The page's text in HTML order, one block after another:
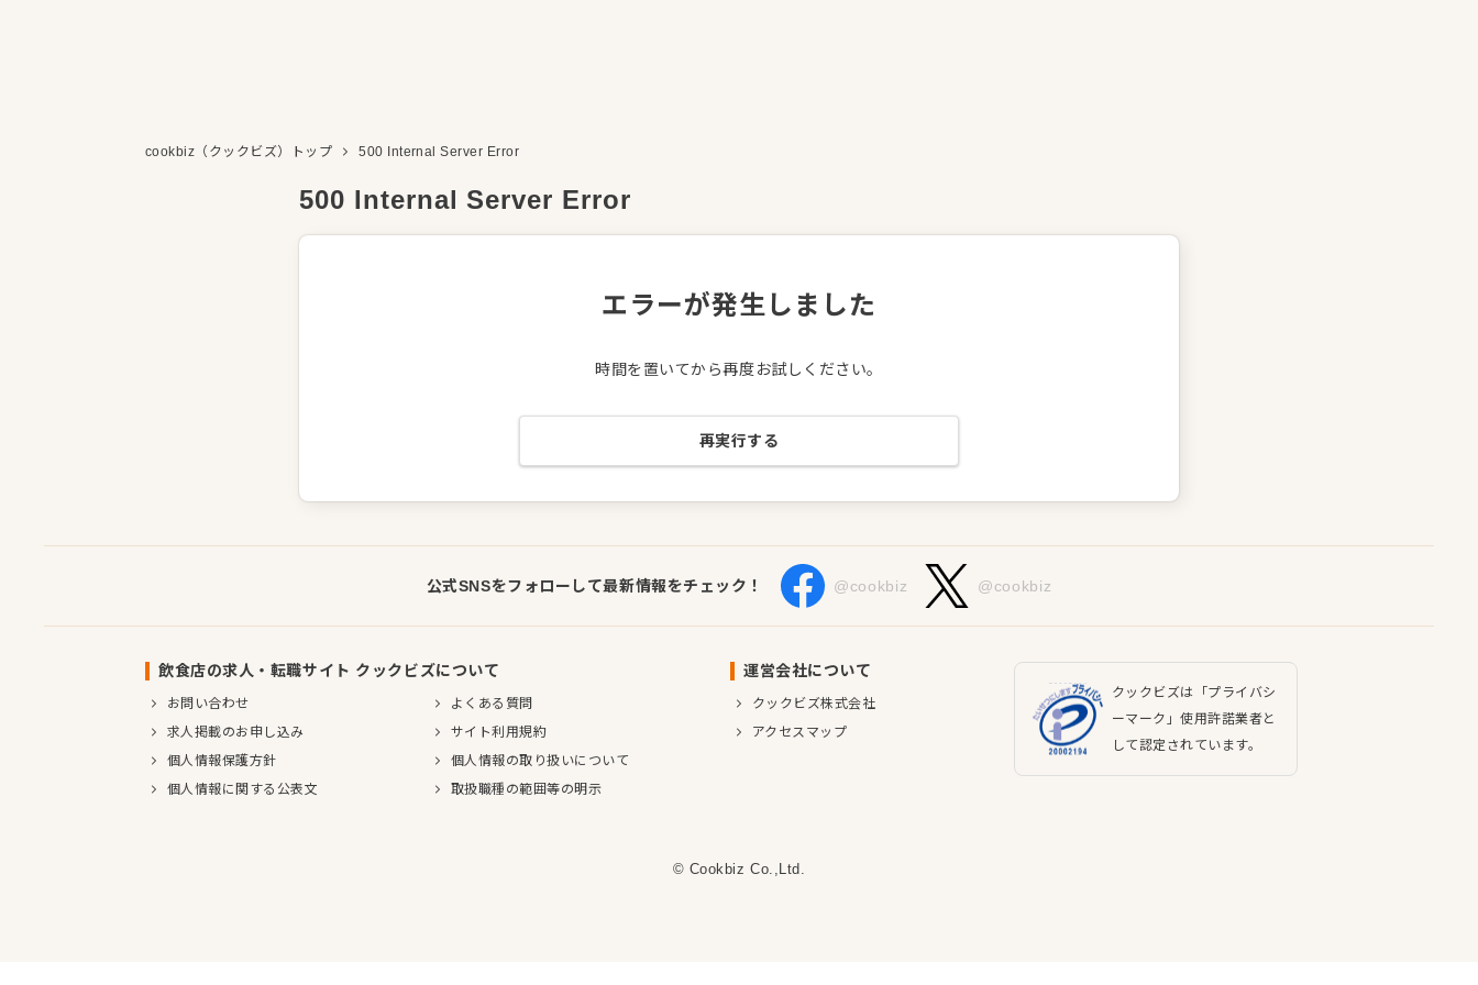
cookbiz（クックビズ）トップ 500 Internal Server Error
500 Internal Server Error
エラーが発生しました
時間を置いてから再度お試しください。
再実行する
公式SNSをフォローして最新情報をチェック！ @cookbiz @cookbiz
飲食店の求人・転職サイト クックビズについて
お問い合わせ
よくある質問
求人掲載のお申し込み
サイト利用規約
個人情報保護方針
個人情報の取り扱いについて
個人情報に関する公表文
取扱職種の範囲等の明示
運営会社について
クックビズ株式会社
アクセスマップ
クックビズは「プライバシ
ーマーク」使用許諾業者と
して認定されています。
© Cookbiz Co.,Ltd.